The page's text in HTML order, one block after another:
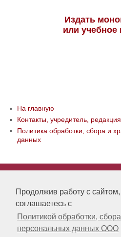
Продолжив работу с
соглашаетесь с
Политикой обработки,
персональных данных ООО
Издать
или учебное
На главную
Контакты, учредитель, редакция
Политика обработки, сбора и
данных
«Publishing company «World of
LLC Материалы, размещенные на
охраняются Законом о защите
прав. Публикация любых
этого сайта запрещена без
предварительного согласования с